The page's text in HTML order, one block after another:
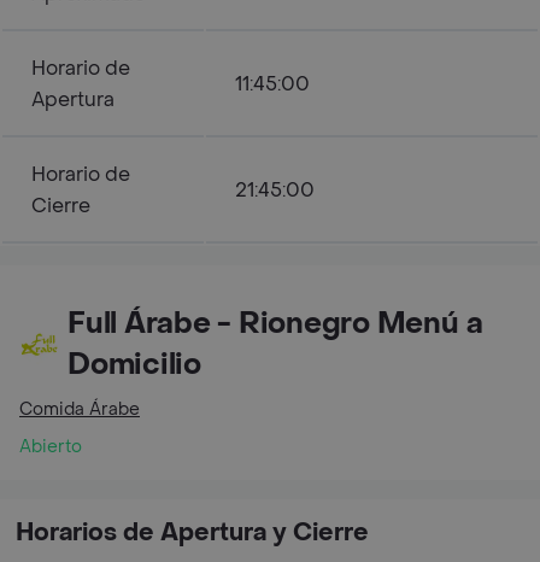
Horario de
Apertura
11:45:00
Horario de
Cierre
21:45:00
Full Árabe - Rionegro Menú a
Domicilio
Comida Árabe
Abierto
Horarios de Apertura y Cierre